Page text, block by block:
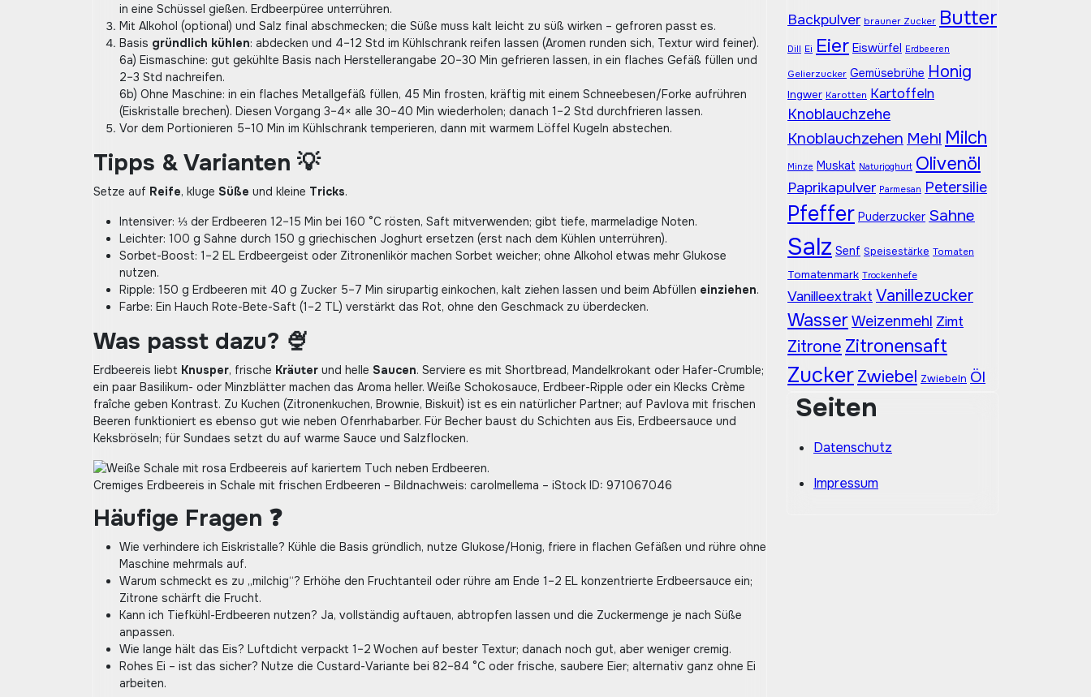
in eine Schüssel gießen. Erdbeerpüree unterrühren.
Mit Alkohol (optional) und Salz final abschmecken; die Süße muss kalt leicht zu süß wirken – gefroren passt es.
Basis gründlich kühlen: abdecken und 4–12 Std im Kühlschrank reifen lassen (Aromen runden sich, Textur wird feiner).
6a) Eismaschine: gut gekühlte Basis nach Herstellerangabe 20–30 Min gefrieren lassen, in ein flaches Gefäß füllen und
2–3 Std nachreifen.
6b) Ohne Maschine: in ein flaches Metallgefäß füllen, 45 Min frosten, kräftig mit einem Schneebesen/Forke aufrühren
(Eiskristalle brechen). Diesen Vorgang 3–4× alle 30–40 Min wiederholen; danach 1–2 Std durchfrieren lassen.
Vor dem Portionieren 5–10 Min im Kühlschrank temperieren, dann mit warmem Löffel Kugeln abstechen.
Tipps & Varianten 💡
Setze auf Reife, kluge Süße und kleine Tricks.
Intensiver: ⅓ der Erdbeeren 12–15 Min bei 160 °C rösten, Saft mitverwenden; gibt tiefe, marmeladige Noten.
Leichter: 100 g Sahne durch 150 g griechischen Joghurt ersetzen (erst nach dem Kühlen unterrühren).
Sorbet-Boost: 1–2 EL Erdbeergeist oder Zitronenlikör machen Sorbet weicher; ohne Alkohol etwas mehr Glukose
nutzen.
Ripple: 150 g Erdbeeren mit 40 g Zucker 5–7 Min sirupartig einkochen, kalt ziehen lassen und beim Abfüllen einziehen.
Farbe: Ein Hauch Rote-Bete-Saft (1–2 TL) verstärkt das Rot, ohne den Geschmack zu überdecken.
Was passt dazu? 🍨
Erdbeereis liebt Knusper, frische Kräuter und helle Saucen. Serviere es mit Shortbread, Mandelkrokant oder Hafer-Crumble;
ein paar Basilikum- oder Minzblätter machen das Aroma heller. Weiße Schokosauce, Erdbeer-Ripple oder ein Klecks Crème
fraîche geben Kontrast. Zu Kuchen (Zitronenkuchen, Brownie, Biskuit) ist es ein natürlicher Partner; auf Pavlova mit frischen
Beeren funktioniert es ebenso gut wie neben Ofenrhabarber. Für Becher baust du Schichten aus Eis, Erdbeersauce und
Keksbröseln; für Sundaes setzt du auf warme Sauce und Salzflocken.
Cremiges Erdbeereis in Schale mit frischen Erdbeeren – Bildnachweis: carolmellema – iStock ID: 971067046
Häufige Fragen ❓
Wie verhindere ich Eiskristalle? Kühle die Basis gründlich, nutze Glukose/Honig, friere in flachen Gefäßen und rühre ohne
Maschine mehrmals auf.
Warum schmeckt es zu „milchig“? Erhöhe den Fruchtanteil oder rühre am Ende 1–2 EL konzentrierte Erdbeersauce ein;
Zitrone schärft die Frucht.
Kann ich Tiefkühl-Erdbeeren nutzen? Ja, vollständig auftauen, abtropfen lassen und die Zuckermenge je nach Süße
anpassen.
Wie lange hält das Eis? Luftdicht verpackt 1–2 Wochen auf bester Textur; danach noch gut, aber weniger cremig.
Rohes Ei – ist das sicher? Nutze die Custard-Variante bei 82–84 °C oder frische, saubere Eier; alternativ ganz ohne Ei
arbeiten.
Backpulver brauner Zucker Butter
Dill Ei Eier Eiswürfel Erdbeeren
Gelierzucker Gemüsebrühe Honig
Ingwer Karotten Kartoffeln
Knoblauchzehe
Knoblauchzehen Mehl Milch
Minze Muskat Naturjoghurt Olivenöl
Paprikapulver Parmesan Petersilie
Pfeffer Puderzucker Sahne
Salz Senf Speisestärke Tomaten
Tomatenmark Trockenhefe
Vanilleextrakt Vanillezucker
WasserWeizenmehl Zimt
Zitrone Zitronensaft
ZuckerZwiebel Zwiebeln Öl
Seiten
Datenschutz
Impressum